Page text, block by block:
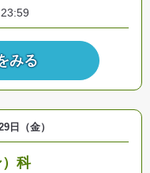
みる
日（金）
科